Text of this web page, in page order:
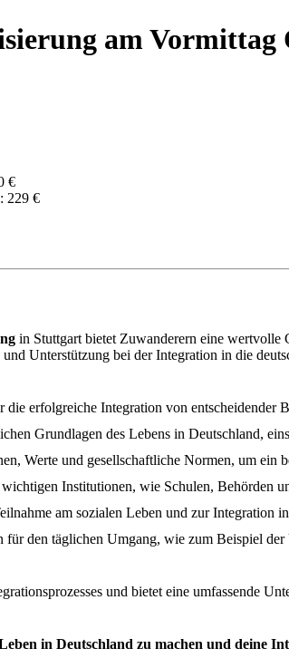
am Vormittag
€
229 €
in Stuttgart bietet Zuwanderern eine wertvolle
Unterstützung bei der Integration in die
erfolgreiche Integration von entscheidender
Grundlagen des Lebens in Deutschland,
Werte und gesellschaftliche Normen, um ein
Institutionen, wie Schulen, Behörden
am sozialen Leben und zur
den täglichen Umgang, wie zum Beispiel
und bietet eine umfassende
in Deutschland zu machen und deine